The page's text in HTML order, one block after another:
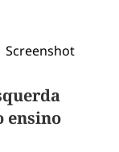
ensino